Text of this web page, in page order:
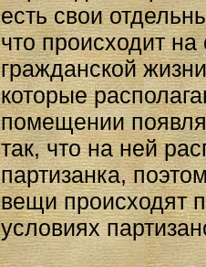
есть свои
что происходит
гражданской
которые
помещении
так, что на ней
партизанка,
вещи происходят
условиях